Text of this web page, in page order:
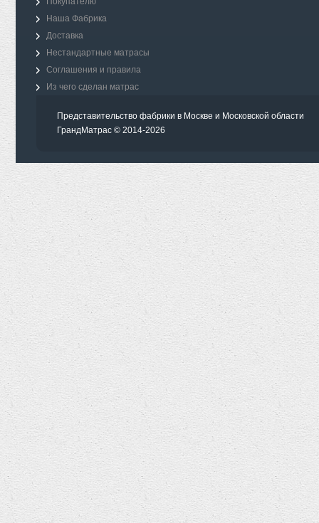
Наша Фабрика
Доставка
Нестандартные матрасы
Соглашения и правила
Из чего сделан матрас
Представительство фабрики в Москве и Московской области
ГрандМатрас © 2014-2026